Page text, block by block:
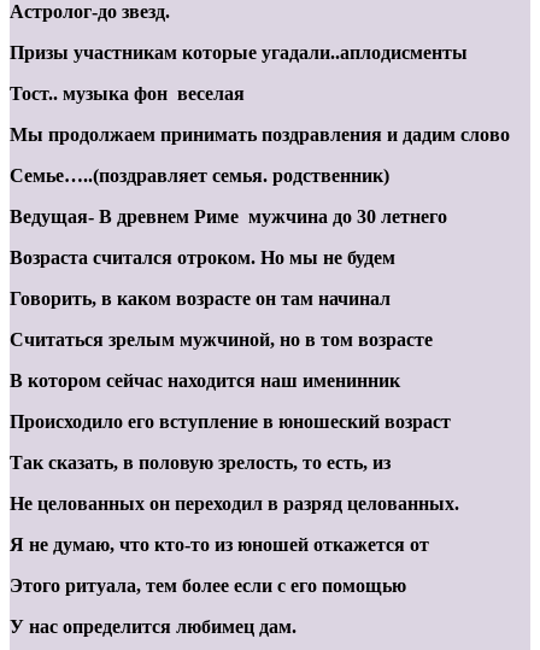
Астролог-до звезд.
Призы участникам которые угадали..аплодисменты
Тост.. музыка фон веселая
Мы продолжаем принимать поздравления и дадим слово
Семье…..(поздравляет семья. родственник)
Ведущая- В древнем Риме мужчина до 30 летнего
Возраста считался отроком. Но мы не будем
Говорить, в каком возрасте он там начинал
Считаться зрелым мужчиной, но в том возрасте
В котором сейчас находится наш именинник
Происходило его вступление в юношеский возраст
Так сказать, в половую зрелость, то есть, из
Не целованных он переходил в разряд целованных.
Я не думаю, что кто-то из юношей откажется от
Этого ритуала, тем более если с его помощью
У нас определится любимец дам.